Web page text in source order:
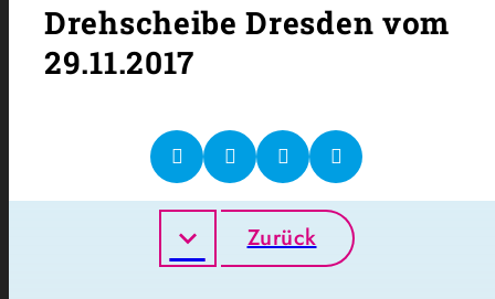
Drehscheibe Dresden vom
29.11.2017
Zurück